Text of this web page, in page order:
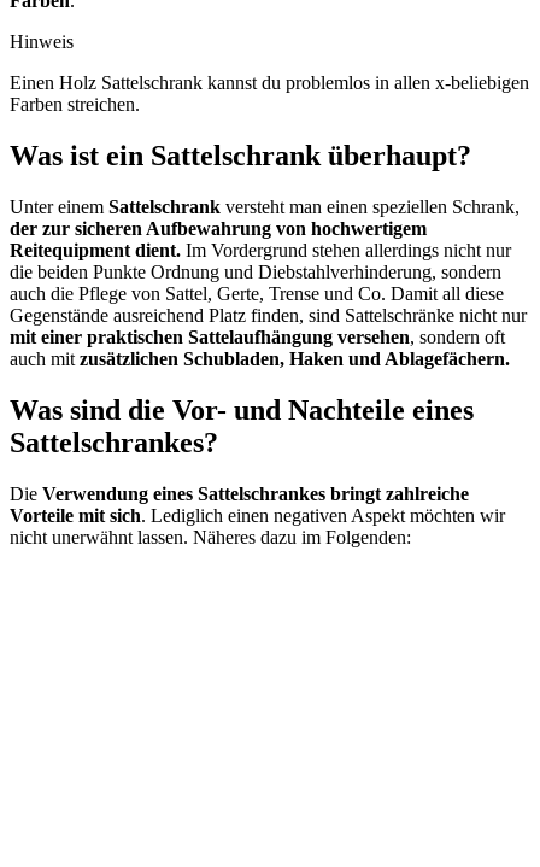
Hinweis
Einen Holz Sattelschrank kannst du problemlos in allen x-beliebigen
Farben streichen.
Was ist ein Sattelschrank überhaupt?
Unter einem Sattelschrank versteht man einen speziellen Schrank,
der zur sicheren Aufbewahrung von hochwertigem
Reitequipment dient. Im Vordergrund stehen allerdings nicht nur
die beiden Punkte Ordnung und Diebstahlverhinderung, sondern
auch die Pflege von Sattel, Gerte, Trense und Co. Damit all diese
Gegenstände ausreichend Platz finden, sind Sattelschränke nicht nur
mit einer praktischen Sattelaufhängung versehen, sondern oft
auch mit zusätzlichen Schubladen, Haken und Ablagefächern.
Was sind die Vor- und Nachteile eines
Sattelschrankes?
Die Verwendung eines Sattelschrankes bringt zahlreiche
Vorteile mit sich. Lediglich einen negativen Aspekt möchten wir
nicht unerwähnt lassen. Näheres dazu im Folgenden: